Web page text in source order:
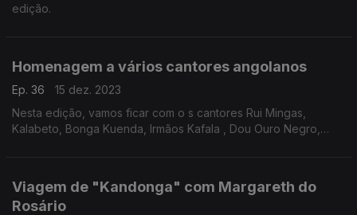
edição.
Homenagem a vários cantores angolanos
Ep. 36
15 dez. 2023
Nesta edição, vamos ficar com o s cantores Rui Mingas,
Kalabeto, Bonga Kuenda, Irmãos Kafala , Dou Ouro Negro,
Viagem de "Kandonga" com Margareth do
Rosário